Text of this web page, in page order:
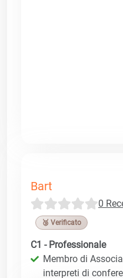
Bart
0
🥉 Verificato
C1 - Professionale
Membro di
interpreti di